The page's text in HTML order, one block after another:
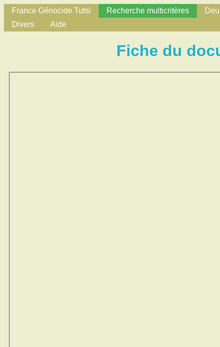
France Génocide Tutsi Recherche multicritères
Divers
Aide
Fiche du